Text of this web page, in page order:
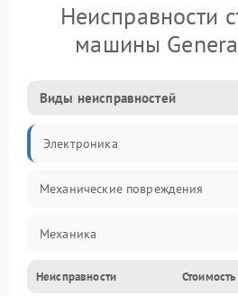
Неисправности
машины
Виды неисправностей
Электроника
Механические повреждения
Механика
Электропитание
Неисправности Стоимость